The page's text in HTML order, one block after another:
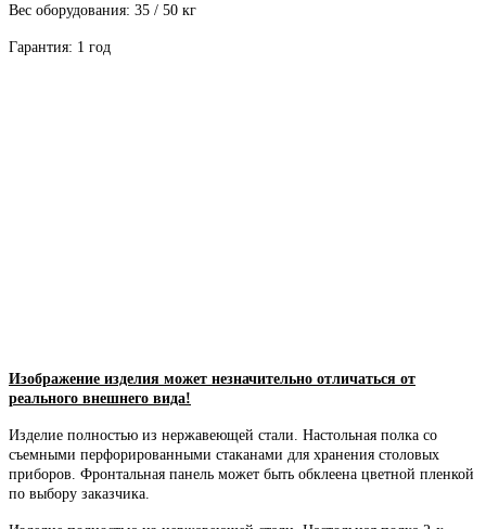
Вес оборудования: 35 / 50 кг
Гарантия: 1 год
Изображение изделия может незначительно отличаться от
реального внешнего вида!
Изделие полностью из нержавеющей стали. Настольная полка со
съемными перфорированными стаканами для хранения столовых
приборов. Фронтальная панель может быть обклеена цветной пленкой
по выбору заказчика.